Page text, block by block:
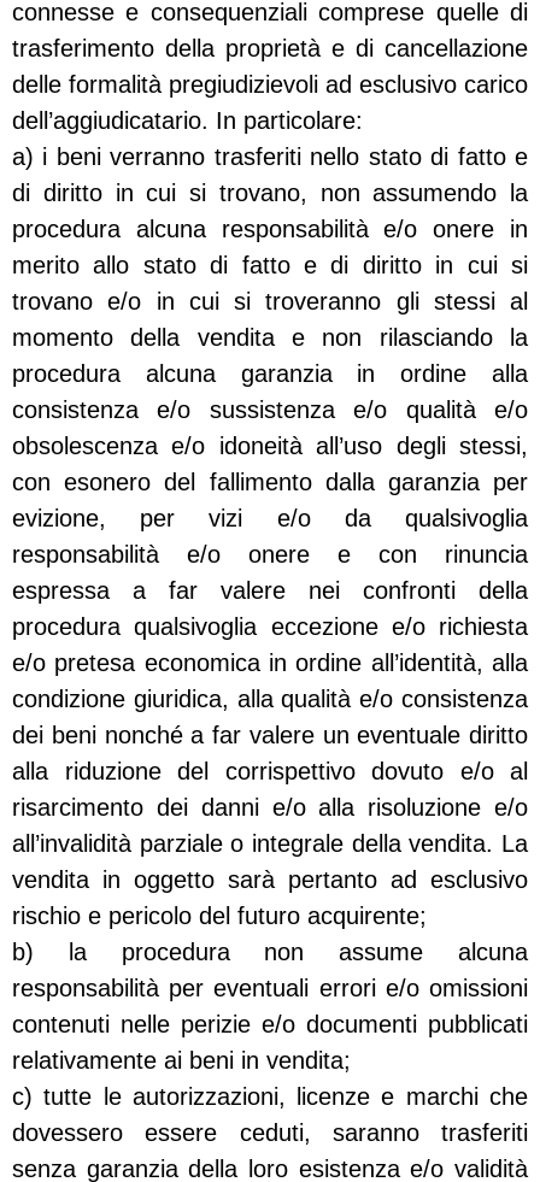
connesse e consequenziali comprese quelle di
trasferimento della proprietà e di cancellazione
delle formalità pregiudizievoli ad esclusivo carico
dell’aggiudicatario. In particolare:
a) i beni verranno trasferiti nello stato di fatto e
di diritto in cui si trovano, non assumendo la
procedura alcuna responsabilità e/o onere in
merito allo stato di fatto e di diritto in cui si
trovano e/o in cui si troveranno gli stessi al
momento della vendita e non rilasciando la
procedura alcuna garanzia in ordine alla
consistenza e/o sussistenza e/o qualità e/o
obsolescenza e/o idoneità all’uso degli stessi,
con esonero del fallimento dalla garanzia per
evizione, per vizi e/o da qualsivoglia
responsabilità e/o onere e con rinuncia
espressa a far valere nei confronti della
procedura qualsivoglia eccezione e/o richiesta
e/o pretesa economica in ordine all’identità, alla
condizione giuridica, alla qualità e/o consistenza
dei beni nonché a far valere un eventuale diritto
alla riduzione del corrispettivo dovuto e/o al
risarcimento dei danni e/o alla risoluzione e/o
all’invalidità parziale o integrale della vendita. La
vendita in oggetto sarà pertanto ad esclusivo
rischio e pericolo del futuro acquirente;
b) la procedura non assume alcuna
responsabilità per eventuali errori e/o omissioni
contenuti nelle perizie e/o documenti pubblicati
relativamente ai beni in vendita;
c) tutte le autorizzazioni, licenze e marchi che
dovessero essere ceduti, saranno trasferiti
senza garanzia della loro esistenza e/o validità